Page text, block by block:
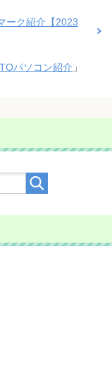
ーク紹介【2023
パソコン紹介 」